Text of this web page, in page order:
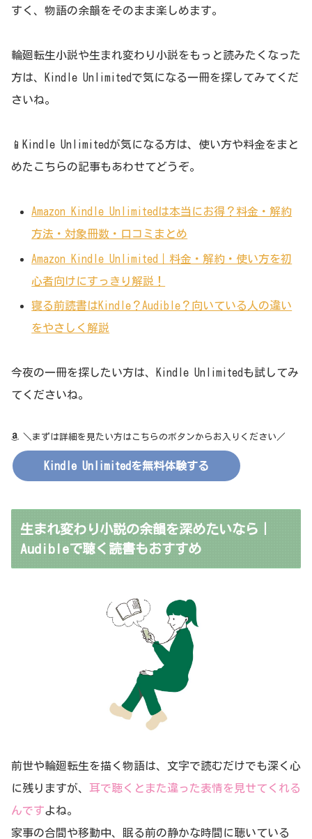
すく、物語の余韻をそのまま楽しめます。
輪廻転生小説や生まれ変わり小説をもっと読みたくなった
方は、Kindle Unlimitedで気になる一冊を探してみてくだ
さいね。
📱Kindle Unlimitedが気になる方は、使い方や料金をまと
めたこちらの記事もあわせてどうぞ。
Amazon Kindle Unlimitedは本当にお得？料金・解約
方法・対象冊数・口コミまとめ
Amazon Kindle Unlimited｜料金・解約・使い方を初
心者向けにすっきり解説！
寝る前読書はKindle？Audible？向いている人の違い
をやさしく解説
今夜の一冊を探したい方は、Kindle Unlimitedも試してみ
てくださいね。
＼まずは詳細を見たい方はこちらのボタンからお入りください／
Kindle Unlimitedを無料体験する
生まれ変わり小説の余韻を深めたいなら｜
Audibleで聴く読書もおすすめ
前世や輪廻転生を描く物語は、文字で読むだけでも深く心
に残りますが、 耳で聴くとまた違った表情を見せてくれる
んですよね。
家事の合間や移動中、眠る前の静かな時間に聴いている